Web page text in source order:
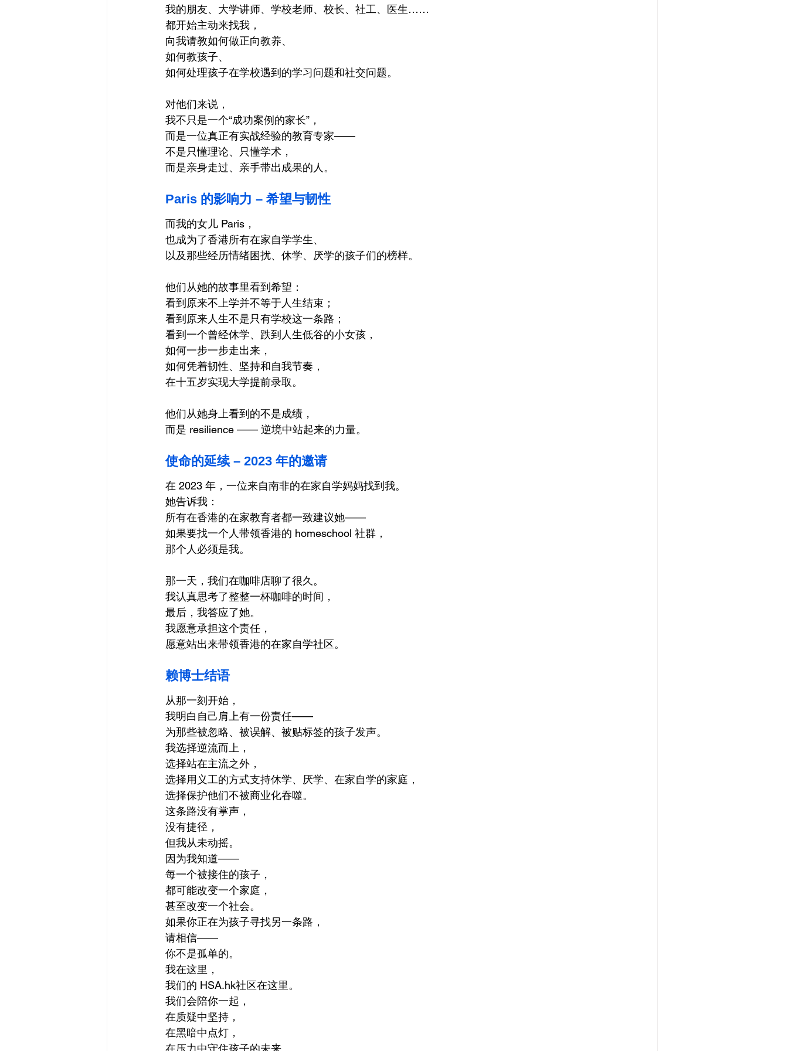
我的朋友、大学讲师、学校老师、校长、社工、医生……
都开始主动来找我，
向我请教如何做正向教养、
如何教孩子、
如何处理孩子在学校遇到的学习问题和社交问题。
对他们来说，
我不只是一个“成功案例的家长”，
而是一位真正有实战经验的教育专家——
不是只懂理论、只懂学术，
而是亲身走过、亲手带出成果的人。
Paris 的影响力 – 希望与韧性
而我的女儿 Paris，
也成为了香港所有在家自学学生、
以及那些经历情绪困扰、休学、厌学的孩子们的榜样。
他们从她的故事里看到希望：
看到原来不上学并不等于人生结束；
看到原来人生不是只有学校这一条路；
看到一个曾经休学、跌到人生低谷的小女孩，
如何一步一步走出来，
如何凭着韧性、坚持和自我节奏，
在十五岁实现大学提前录取。
他们从她身上看到的不是成绩，
而是 resilience —— 逆境中站起来的力量。
使命的延续 – 2023 年的邀请
在 2023 年，一位来自南非的在家自学妈妈找到我。
她告诉我：
所有在香港的在家教育者都一致建议她——
如果要找一个人带领香港的 homeschool 社群，
那个人必须是我。
那一天，我们在咖啡店聊了很久。
我认真思考了整整一杯咖啡的时间，
最后，我答应了她。
我愿意承担这个责任，
愿意站出来带领香港的在家自学社区。
赖博士结语
从那一刻开始，
我明白自己肩上有一份责任——
为那些被忽略、被误解、被贴标签的孩子发声。
我选择逆流而上，
选择站在主流之外，
选择用义工的方式支持休学、厌学、在家自学的家庭，
选择保护他们不被商业化吞噬。
这条路没有掌声，
没有捷径，
但我从未动摇。
因为我知道——
每一个被接住的孩子，
都可能改变一个家庭，
甚至改变一个社会。
如果你正在为孩子寻找另一条路，
请相信——
你不是孤单的。
我在这里，
我们的 HSA.hk社区在这里。
我们会陪你一起，
在质疑中坚持，
在黑暗中点灯，
在压力中守住孩子的未来。